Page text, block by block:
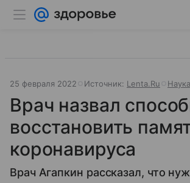
25 февраля 2022 Источник: Lenta.Ru
Врач назвал
восстановить
коронавируса
Врач Агапкин рассказал, что